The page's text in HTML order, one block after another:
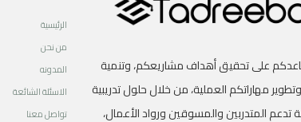
على تحقيق أهداف مشاريعكم، وتنمية
مهاراتكم العملية، من خلال حلول تدريبية
تدعم المتدربين والمسوقين ورواد الأعمال،
الرئيسية
من نحن
المدونه
الاسئلة الشائعة
تواصل معنا